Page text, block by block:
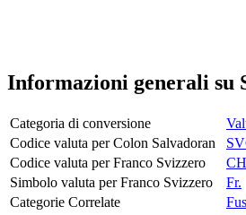
Informazioni generali su
Categoria di conversione
Codice valuta per Colon Salvadoran
Codice valuta per Franco Svizzero
Simbolo valuta per Franco Svizzero
Fr.
Categorie Correlate